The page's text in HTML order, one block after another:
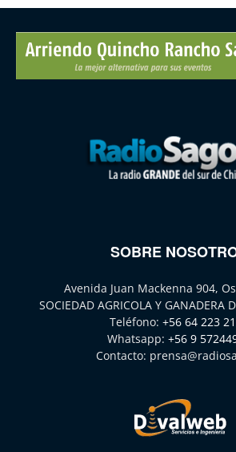
SOBRE
Avenida Juan Mackenna 904,
SOCIEDAD AGRICOLA Y GANADERA
Teléfono: +56 64 223
Whatsapp: +56 9
Contacto: